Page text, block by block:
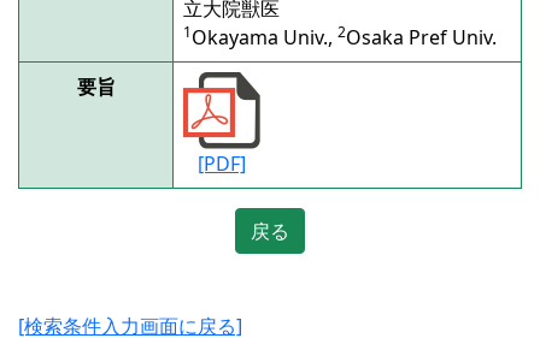
立大院獣医
1Okayama Univ., 2Osaka Pref Univ.
要旨
[PDF]
戻る
[検索条件入力画面に戻る]